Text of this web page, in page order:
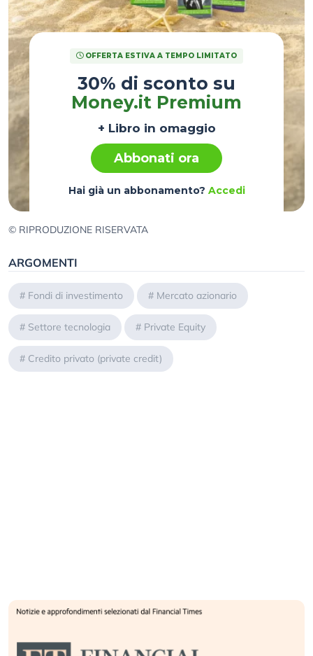
OFFERTA ESTIVA A TEMPO LIMITATO
30% di sconto su
Money.it Premium
+ Libro in omaggio
Abbonati ora
Hai già un abbonamento? Accedi
© RIPRODUZIONE RISERVATA
ARGOMENTI
# Fondi di investimento # Mercato azionario
# Settore tecnologia # Private Equity
# Credito privato (private credit)